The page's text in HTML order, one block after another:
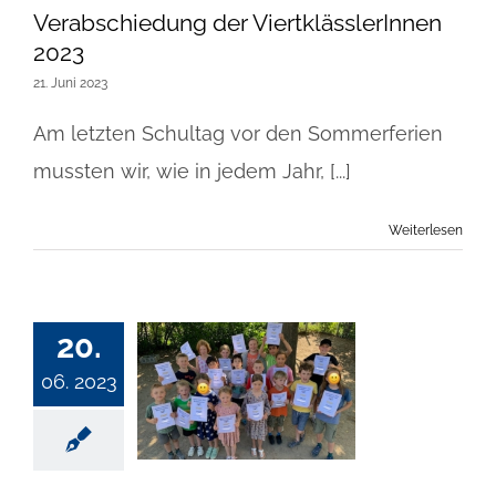
Verabschiedung der ViertklässlerInnen
2023
21. Juni 2023
Am letzten Schultag vor den Sommerferien
mussten wir, wie in jedem Jahr, [...]
Weiterlesen
20.
06. 2023
Siegerehrung
Sponsorenlauf